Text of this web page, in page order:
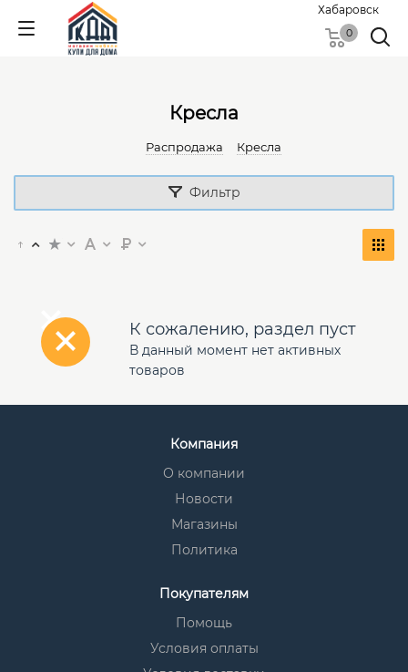
Хабаровск
0
Кресла
Распродажа Кресла
Фильтр
К сожалению, раздел пуст
В данный момент нет активных
товаров
Компания
О компании
Новости
Магазины
Политика
Покупателям
Помощь
Условия оплаты